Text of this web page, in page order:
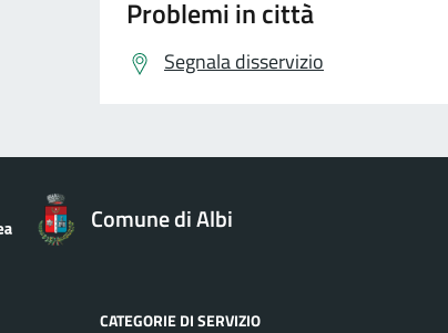
Problemi in città
Segnala disservizio
Comune di Albi
CATEGORIE DI SERVIZIO